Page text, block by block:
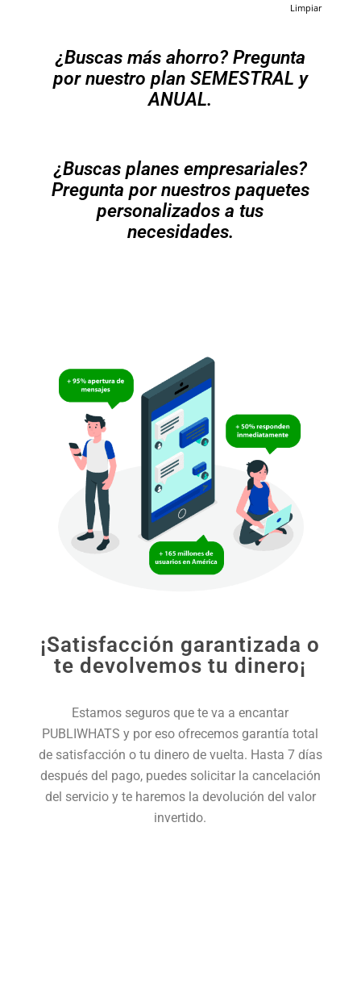
Limpiar
¿Buscas más ahorro? Pregunta
por nuestro plan SEMESTRAL y
ANUAL.
¿Buscas planes empresariales?
Pregunta por nuestros paquetes
personalizados a tus
necesidades.
¡Satisfacción garantizada o
te devolvemos tu dinero¡
Estamos seguros que te va a encantar
PUBLIWHATS y por eso ofrecemos garantía total
de satisfacción o tu dinero de vuelta. Hasta 7 días
después del pago, puedes solicitar la cancelación
del servicio y te haremos la devolución del valor
invertido.